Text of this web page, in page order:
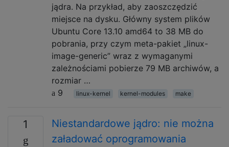
jądra. Na przykład, aby zaoszczędzić
miejsce na dysku. Główny system plików
Ubuntu Core 13.10 amd64 to 38 MB do
pobrania, przy czym meta-pakiet „linux-
image-generic” wraz z wymaganymi
zależnościami pobierze 79 MB archiwów, a
rozmiar …
9
linux-kernel kernel-modules make
1
Niestandardowe jądro: nie można
załadować oprogramowania